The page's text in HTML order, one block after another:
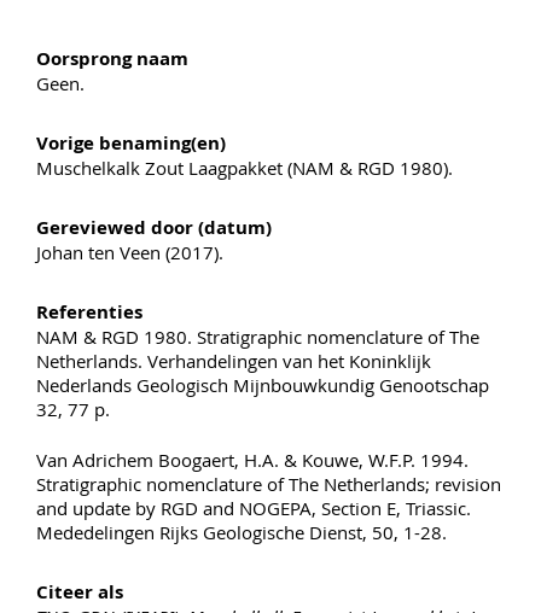
Oorsprong naam
Geen.
Vorige benaming(en)
Muschelkalk Zout Laagpakket (NAM & RGD 1980).
Gereviewed door (datum)
Johan ten Veen (2017).
Referenties
NAM & RGD 1980. Stratigraphic nomenclature of The
Netherlands. Verhandelingen van het Koninklijk
Nederlands Geologisch Mijnbouwkundig Genootschap
32, 77 p.
Van Adrichem Boogaert, H.A. & Kouwe, W.F.P. 1994.
Stratigraphic nomenclature of The Netherlands; revision
and update by RGD and NOGEPA, Section E, Triassic.
Mededelingen Rijks Geologische Dienst, 50, 1-28.
Citeer als